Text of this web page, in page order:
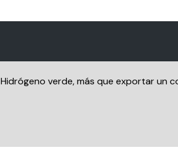
Hidrógeno verde, más que exportar un